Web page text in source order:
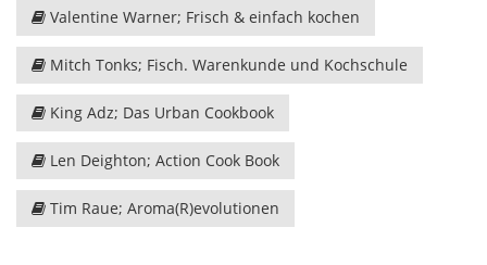
Valentine Warner; Frisch & einfach kochen
Mitch Tonks; Fisch. Warenkunde und Kochschule
King Adz; Das Urban Cookbook
Len Deighton; Action Cook Book
Tim Raue; Aroma(R)evolutionen